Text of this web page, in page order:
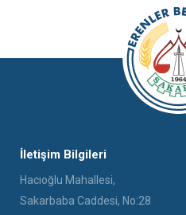
İletişim Bilgileri
Hacıoğlu Mahallesi,
Sakarbaba Caddesi, No:28